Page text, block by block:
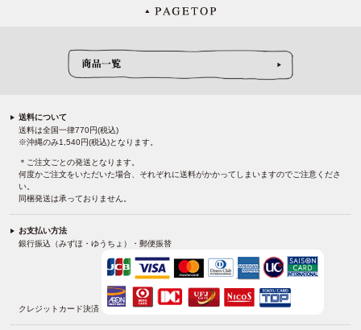
送料について
送料は全国一律770円(税込)
※沖縄のみ1,540円(税込)となります。
＊ご注文ごとの発送となります。
何度かご注文をいただいた場合、それぞれに送料がかかってしまいますのでご注意くださ
い。
同梱発送は承っておりません。
お支払い方法
銀行振込（みずほ・ゆうちょ）・郵便振替
クレジットカード決済